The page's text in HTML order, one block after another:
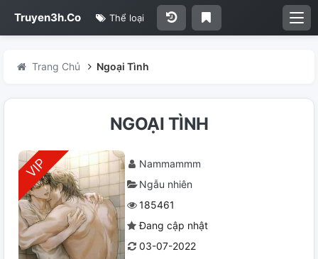
Truyen3h.Co Thể loại
Trang Chủ Ngoại Tình
NGOẠI TÌNH
Nammammm
Ngẫu nhiên
185461
Đang cập nhật
03-07-2022